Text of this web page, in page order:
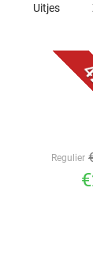
Uitjes
Regulier